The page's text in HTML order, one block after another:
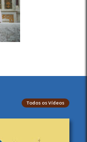
Todos os Vídeos